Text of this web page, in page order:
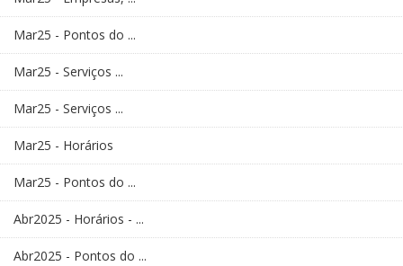
Mar25 - Pontos do ...
Mar25 - Serviços ...
Mar25 - Serviços ...
Mar25 - Horários
Mar25 - Pontos do ...
Abr2025 - Horários - ...
Abr2025 - Pontos do ...